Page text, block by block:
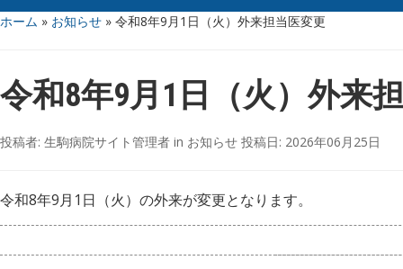
ホーム » お知らせ » 令和8年9月1日（火）外来担当医変更
令和8年9月1日（火）外来
投稿者: 生駒病院サイト管理者 in お知らせ 投稿日: 2026年06月25日
令和8年9月1日（火）の外来が変更となります。